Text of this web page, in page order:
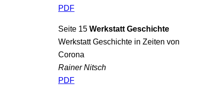
PDF
Seite 15 Werkstatt Geschichte
Werkstatt Geschichte in Zeiten von
Corona
Rainer Nitsch
PDF